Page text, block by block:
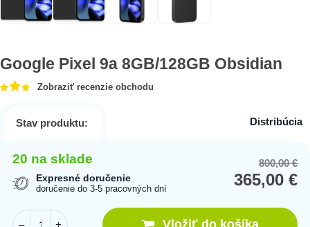
Google Pixel 9a 8GB/128GB Obsidian
Zobraziť recenzie obchodu
Stav produktu: Distribúcia
20 na sklade
Expresné doručenie
doručenie do 3-5 pracovných dní
800,00€
365,00€